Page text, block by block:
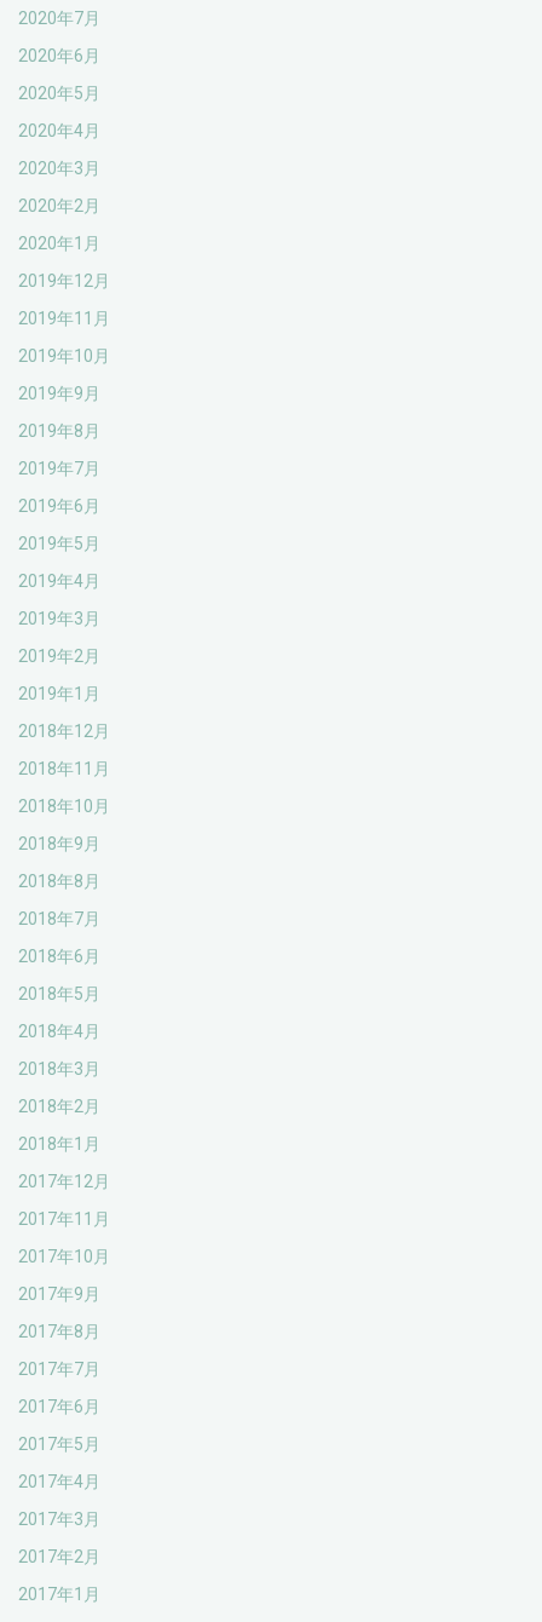
2020年7月
2020年6月
2020年5月
2020年4月
2020年3月
2020年2月
2020年1月
2019年12月
2019年11月
2019年10月
2019年9月
2019年8月
2019年7月
2019年6月
2019年5月
2019年4月
2019年3月
2019年2月
2019年1月
2018年12月
2018年11月
2018年10月
2018年9月
2018年8月
2018年7月
2018年6月
2018年5月
2018年4月
2018年3月
2018年2月
2018年1月
2017年12月
2017年11月
2017年10月
2017年9月
2017年8月
2017年7月
2017年6月
2017年5月
2017年4月
2017年3月
2017年2月
2017年1月